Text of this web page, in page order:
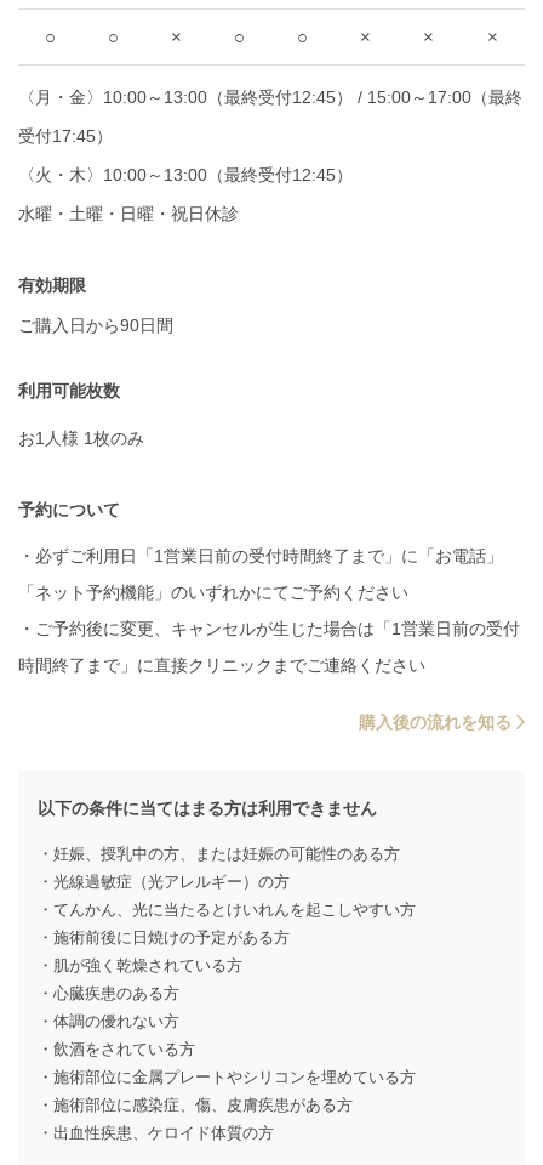
○ ○ × ○ ○ × × ×
〈月・金〉10:00～13:00（最終受付12:45） / 15:00～17:00（最終
受付17:45）
〈火・木〉10:00～13:00（最終受付12:45）
水曜・土曜・日曜・祝日休診
有効期限
ご購入日から90日間
利用可能枚数
お1人様 1枚のみ
予約について
・必ずご利用日「1営業日前の受付時間終了まで」に「お電話」
「ネット予約機能」のいずれかにてご予約ください
・ご予約後に変更、キャンセルが生じた場合は「1営業日前の受付
時間終了まで」に直接クリニックまでご連絡ください
購入後の流れを知る
以下の条件に当てはまる方は利用できません
・妊娠、授乳中の方、または妊娠の可能性のある方
・光線過敏症（光アレルギー）の方
・てんかん、光に当たるとけいれんを起こしやすい方
・施術前後に日焼けの予定がある方
・肌が強く乾燥されている方
・心臓疾患のある方
・体調の優れない方
・飲酒をされている方
・施術部位に金属プレートやシリコンを埋めている方
・施術部位に感染症、傷、皮膚疾患がある方
・出血性疾患、ケロイド体質の方